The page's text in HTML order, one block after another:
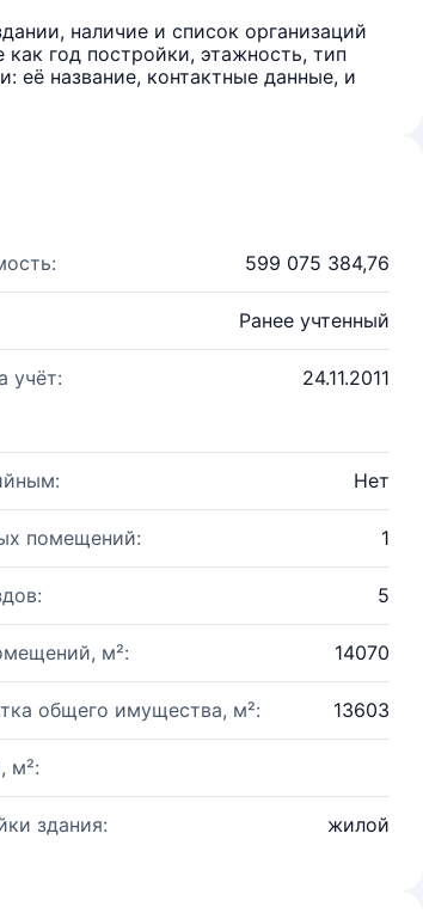
наличие и список организаций
год постройки, этажность, тип
её название, контактные данные, и
599 075 384,76
Ранее учтенный
учёт: 24.11.2011
Нет
помещений: 1
5
м²: 14070
общего имущества, м²: 13603
м²:
здания: жилой